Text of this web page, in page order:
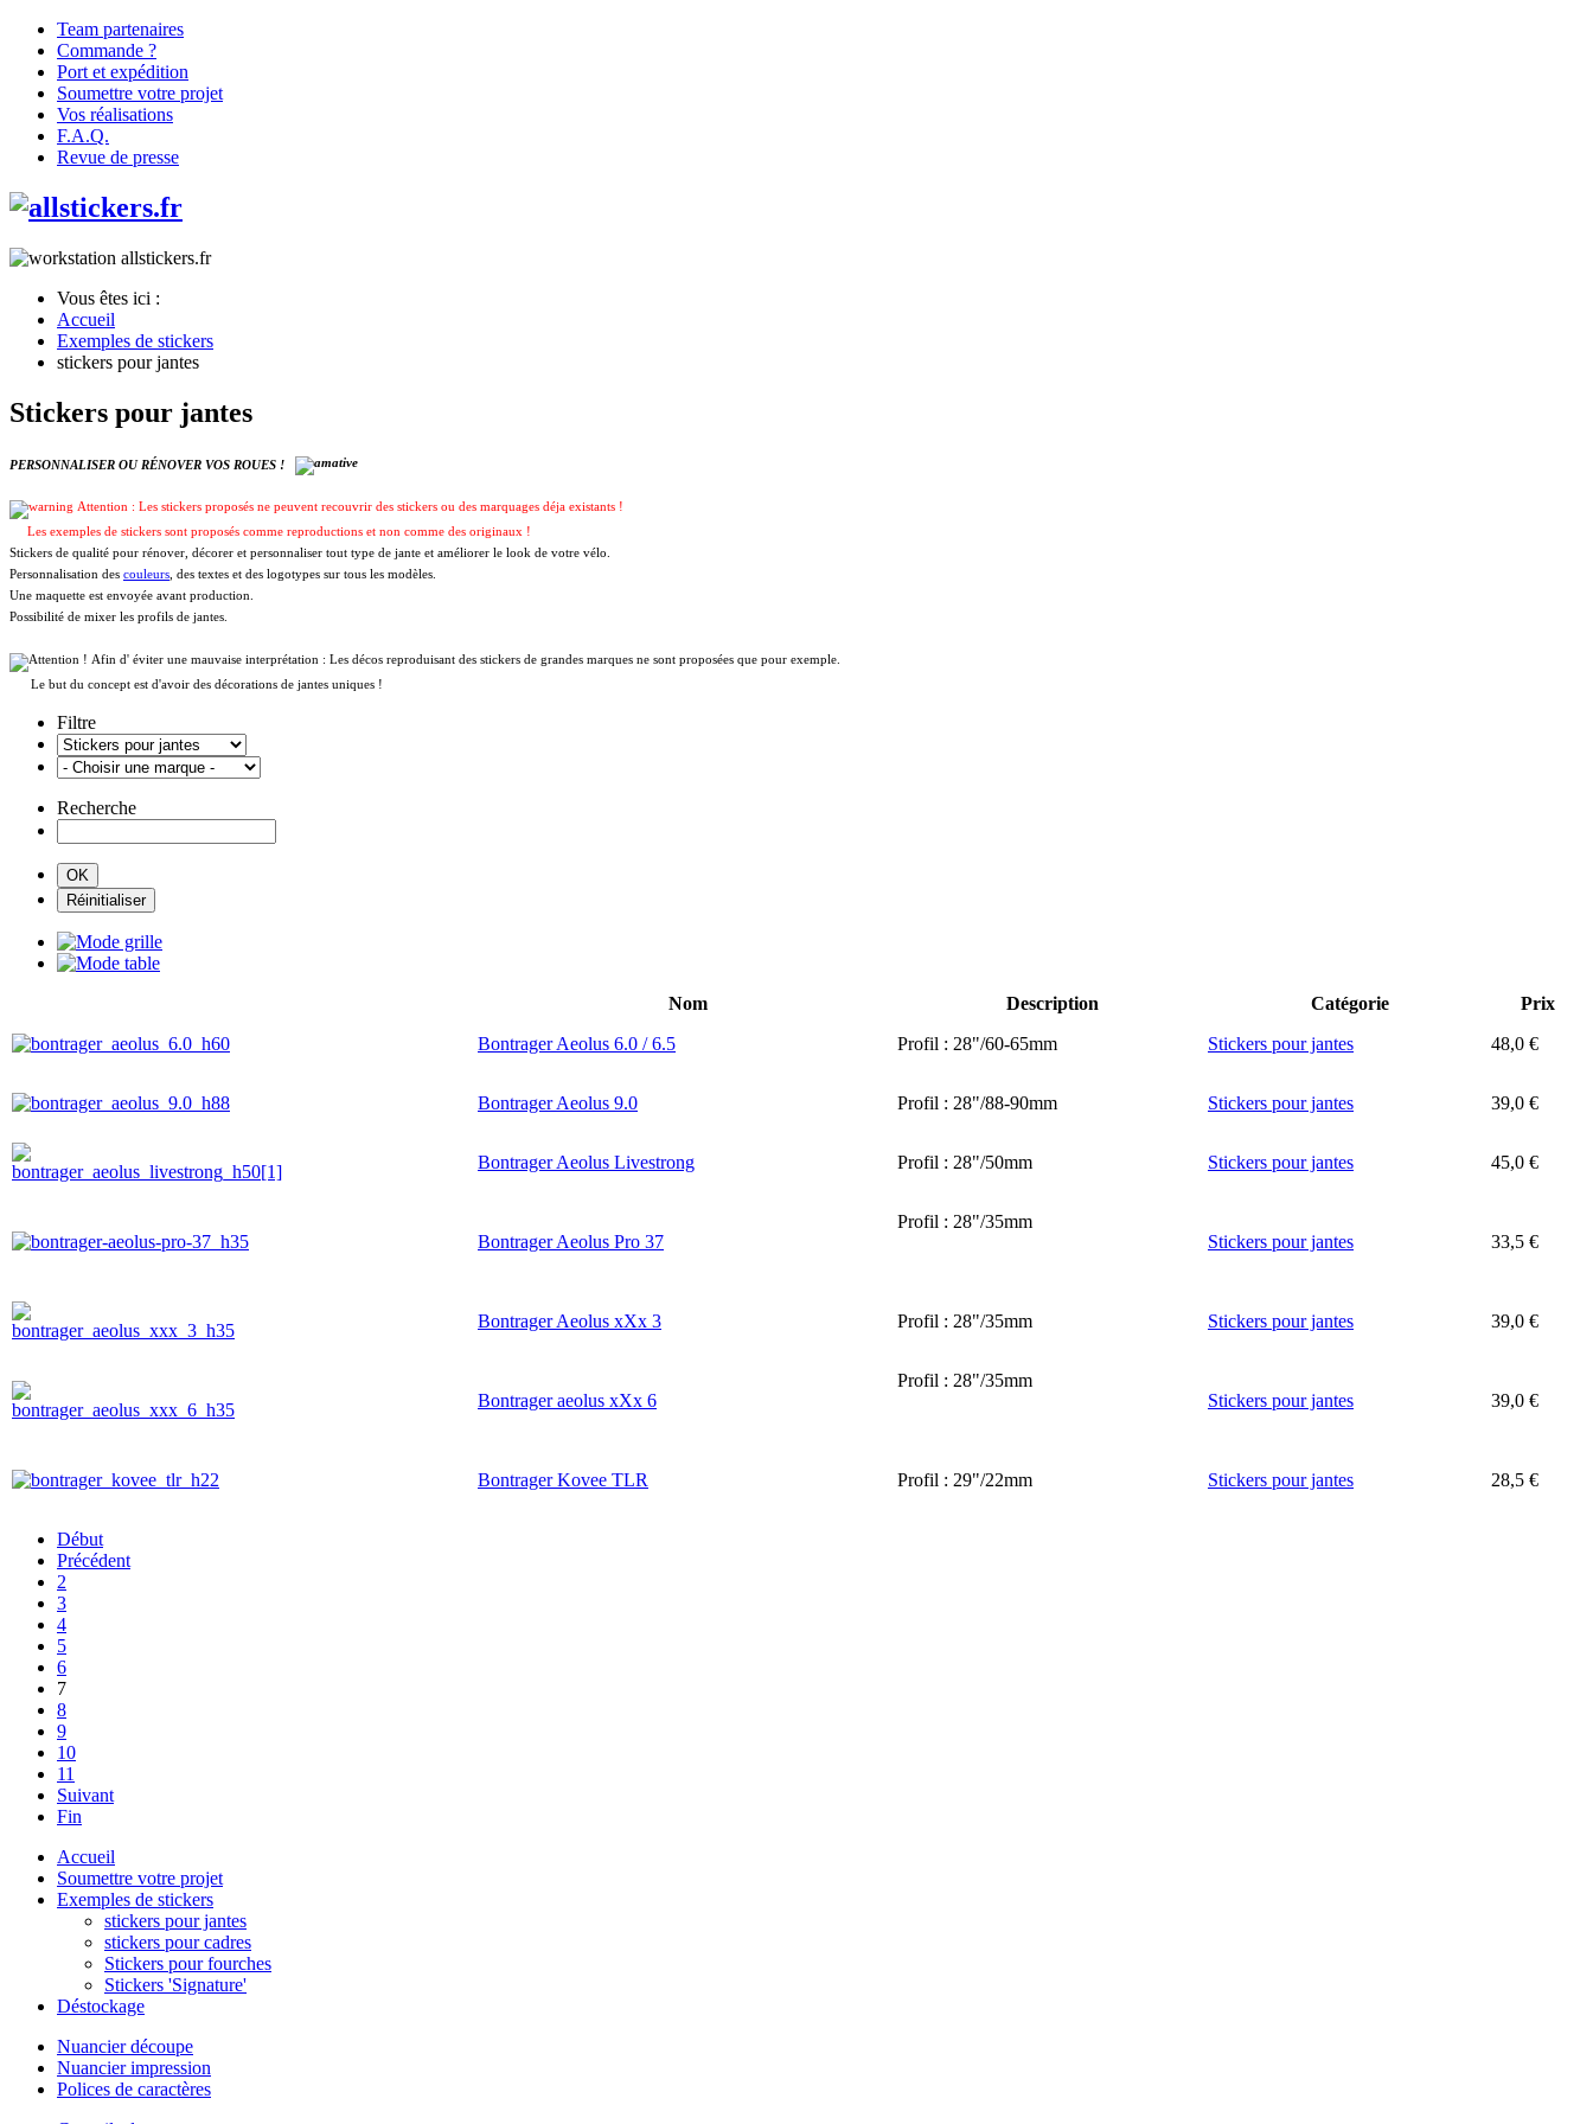
Team partenaires
Commande ?
Port et expédition
Soumettre votre projet
Vos réalisations
F.A.Q.
Revue de presse
Vous êtes ici :
Accueil
Exemples de stickers
stickers pour jantes
Stickers pour jantes
PERSONNALISER OU RÉNOVER VOS ROUES !
Attention : Les stickers proposés ne peuvent recouvrir des stickers ou des marquages déja existants !
Les exemples de stickers sont proposés comme reproductions et non comme des originaux !
Stickers de qualité pour rénover, décorer et personnaliser tout type de jante et améliorer le look de votre vélo.
Personnalisation des couleurs , des textes et des logotypes sur tous les modèles.
Une maquette est envoyée avant production.
Possibilité de mixer les profils de jantes.
Afin d' éviter une mauvaise interprétation : Les décos reproduisant des stickers de grandes marques ne sont proposées que pour exemple.
Le but du concept est d'avoir des décorations de jantes uniques !
Filtre
Recherche
Nom Description Catégorie
Prix
Bontrager Aeolus 6.0 / 6.5
Profil : 28"/60-65mm Stickers pour jantes 48,0 €
Bontrager Aeolus 9.0 Profil : 28"/88-90mm Stickers pour jantes 39,0 €
Bontrager Aeolus Livestrong Profil : 28"/50mm Stickers pour jantes 45,0 €
Bontrager Aeolus Pro 37
Profil : 28"/35mm
Stickers pour jantes
33,5 €
Bontrager Aeolus xXx 3 Profil : 28"/35mm Stickers pour jantes 39,0 €
Bontrager aeolus xXx 6
Profil : 28"/35mm
Stickers pour jantes
39,0 €
Bontrager Kovee TLR Profil : 29"/22mm Stickers pour jantes 28,5 €
Début
Précédent
2
3
4
5
6
7
8
9
10
11
Suivant
Fin
Accueil
Soumettre votre projet
Exemples de stickers
stickers pour jantes
stickers pour cadres
Stickers pour fourches
Stickers 'Signature'
Déstockage
Nuancier découpe
Nuancier impression
Polices de caractères